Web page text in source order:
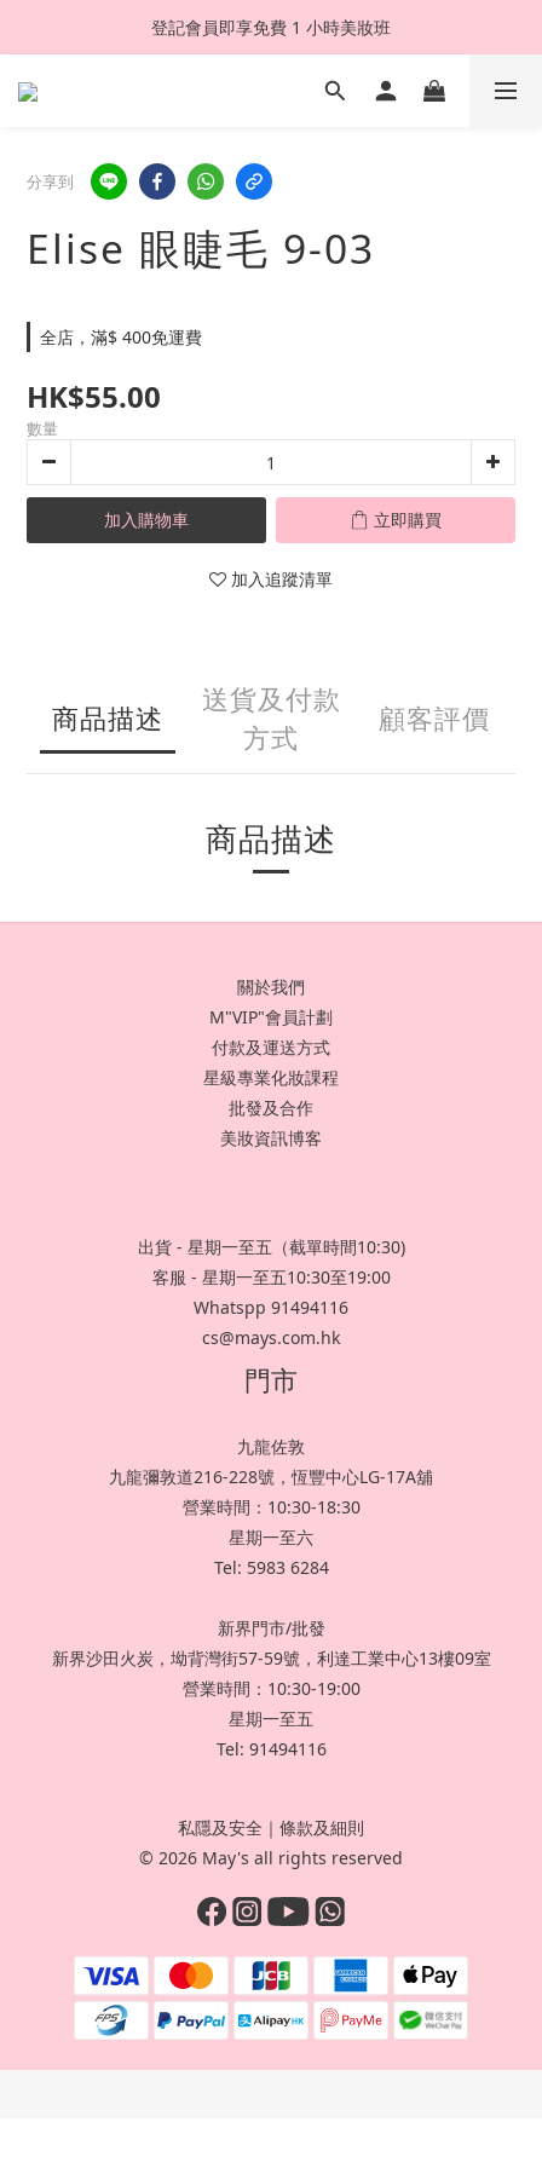
登記會員即享免費 1 小時美妝班
分享到
Elise 眼睫毛 9-03
全店，滿$ 400免運費
HK$55.00
數量
加入購物車 立即購買
加入追蹤清單
商品描述
送貨及付款
方式
顧客評價
商品描述
關於我們
M"VIP"會員計劃
付款及運送方式
星級專業化妝課程
批發及合作
美妝資訊博客
出貨 - 星期一至五（截單時間10:30)
客服 - 星期一至五10:30至19:00
Whatspp 91494116
cs@mays.com.hk
門市
九龍佐敦
九龍彌敦道216-228號，恆豐中心LG-17A舖
營業時間：10:30-18:30
星期一至六
Tel: 5983 6284
新界門市/批發
新界沙田火炭，坳背灣街57-59號，利達工業中心13樓09室
營業時間：10:30-19:00
星期一至五
Tel: 91494116
私隱及安全 ｜ 條款及細則
© 2026 May's all rights reserved